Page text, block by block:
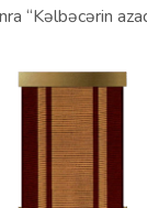
“Kəlbəcərin